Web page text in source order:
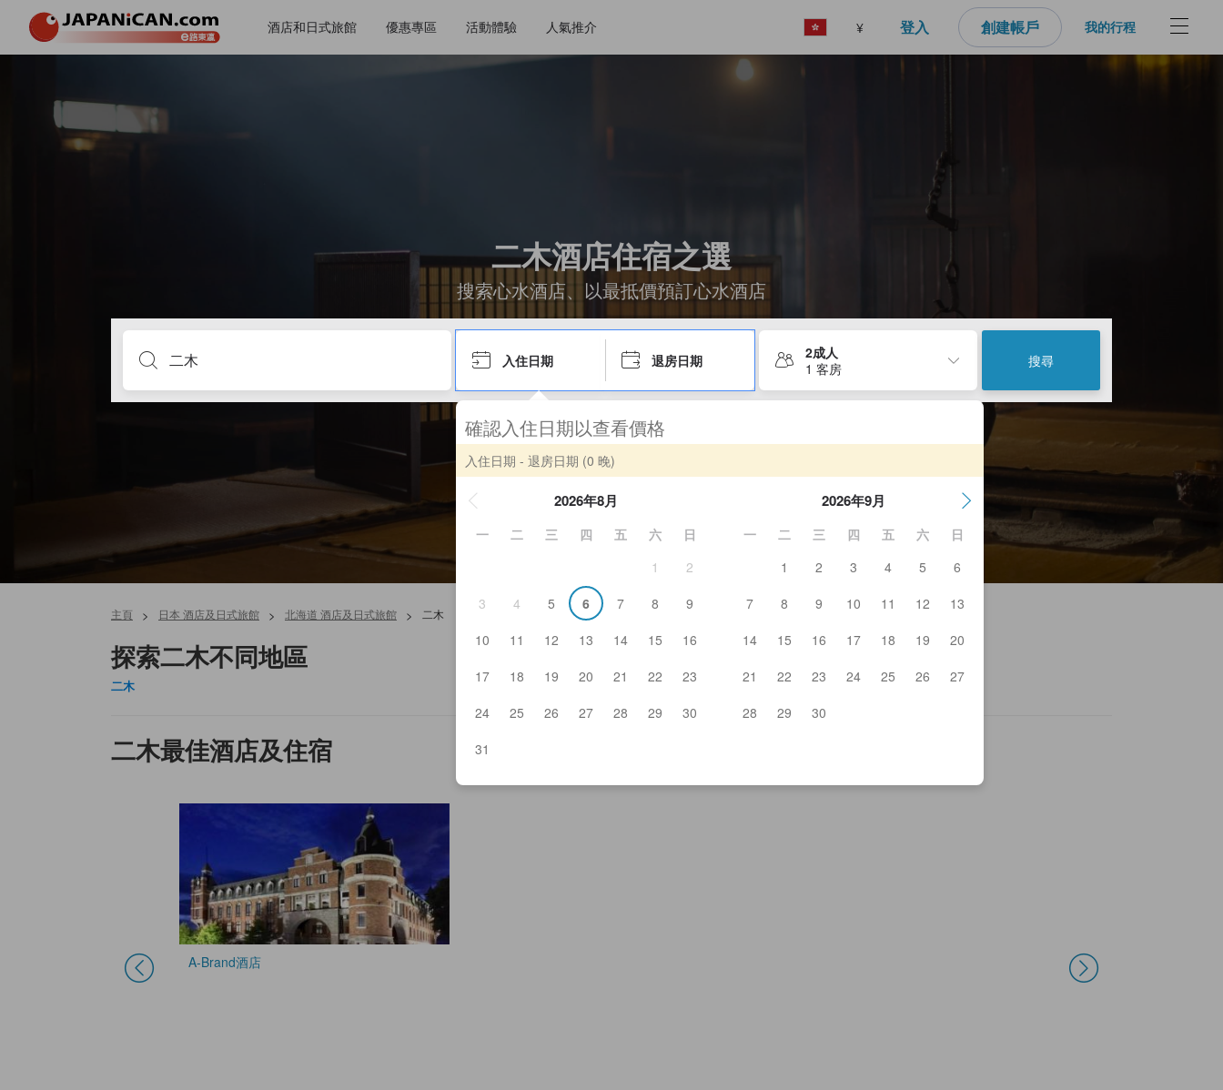
酒店和日式旅館 優惠專區 活動體驗 人氣推介 ¥ 登入 創建帳戶 我的行程
二木酒店住宿之選
搜索心水酒店、以最抵價預訂心水酒店
入住日期 退房日期
2成人
1 客房
搜尋
確認入住日期以查看價格
入住日期 - 退房日期 (0 晚)
2026年8月
一 二 三 四 五 六
日
1
2
3
4 5 6 7 8
9
10
11 12 13 14 15
16
17
18 19 20 21 22
23
24
25 26 27 28 29
30
31
2026年9月
一 二 三 四 五 六
日
1
2 3 4 5
6
7
8 9 10 11 12
13
14
15 16 17 18 19
20
21
22 23 24 25 26
27
28
29 30
主頁 > 日本 酒店及日式旅館 > 北海道 酒店及日式旅館 > 二木
探索二木不同地區
二木
二木最佳酒店及住宿
A-Brand酒店